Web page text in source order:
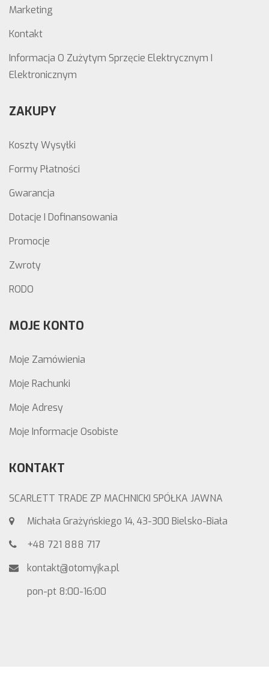
Marketing
Kontakt
Informacja O Zużytym Sprzęcie Elektrycznym I
Elektronicznym
ZAKUPY
Koszty Wysyłki
Formy Płatności
Gwarancja
Dotacje I Dofinansowania
Promocje
Zwroty
RODO
MOJE KONTO
Moje Zamówienia
Moje Rachunki
Moje Adresy
Moje Informacje Osobiste
KONTAKT
SCARLETT TRADE ZP MACHNICKI SPÓŁKA JAWNA
Michała Grażyńskiego 14, 43-300 Bielsko-Biała
+48 721 888 717
kontakt@otomyjka.pl
pon-pt 8:00-16:00